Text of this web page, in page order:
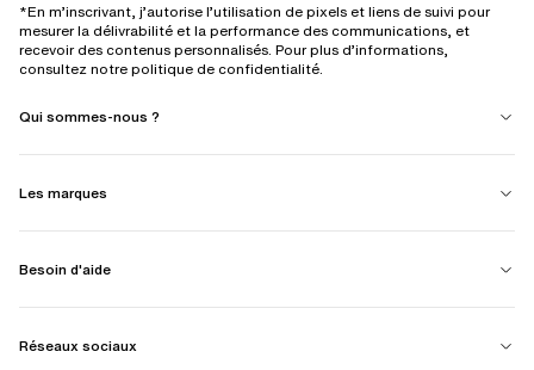
*En m’inscrivant, j’autorise l’utilisation de pixels et liens de suivi pour
mesurer la délivrabilité et la performance des communications, et
recevoir des contenus personnalisés. Pour plus d’informations,
consultez notre politique de confidentialité.
Qui sommes-nous ?
Les marques
Besoin d'aide
Réseaux sociaux